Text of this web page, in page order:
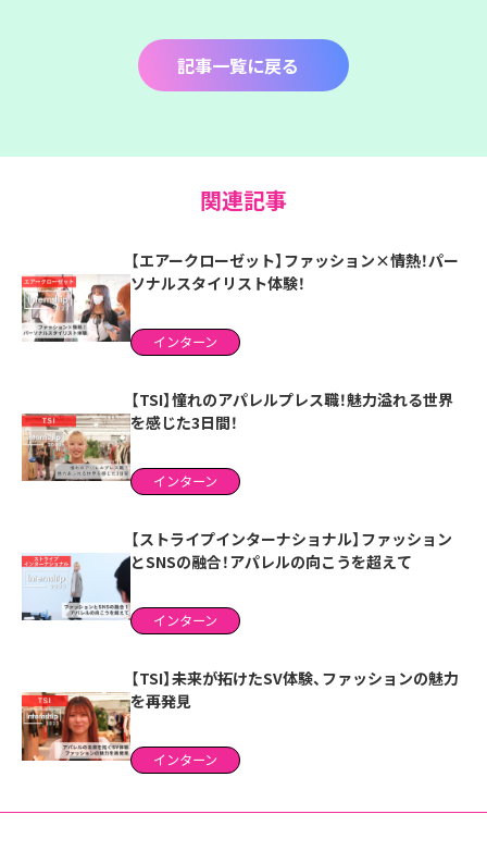
記事一覧に戻る
関連記事
【エアークローゼット】ファッション×情熱！パー
ソナルスタイリスト体験！
インターン
【TSI】憧れのアパレルプレス職！魅力溢れる世界
を感じた3日間！
インターン
【ストライプインターナショナル】ファッション
とSNSの融合！アパレルの向こうを超えて
インターン
【TSI】未来が拓けたSV体験、ファッションの魅力
を再発見
インターン